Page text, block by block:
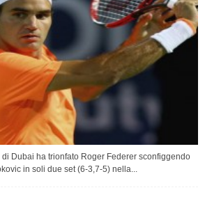
Dubai ha trionfato Roger Federer sconfiggendo
in soli due set (6-3,7-5) nella...